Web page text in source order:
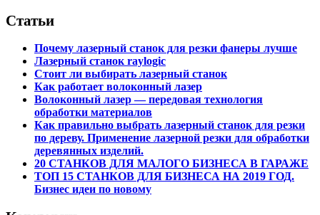
Статьи
Почему лазерный станок для резки фанеры лучше
Лазерный станок raylogic
Стоит ли выбирать лазерный станок
Как работает волоконный лазер
Волоконный лазер — передовая технология
обработки материалов
Как правильно выбрать лазерный станок для резки
по дереву. Применение лазерной резки для обработки
деревянных изделий.
20 СТАНКОВ ДЛЯ МАЛОГО БИЗНЕСА В ГАРАЖЕ
ТОП 15 СТАНКОВ ДЛЯ БИЗНЕСА НА 2019 ГОД.
Бизнес идеи по новому